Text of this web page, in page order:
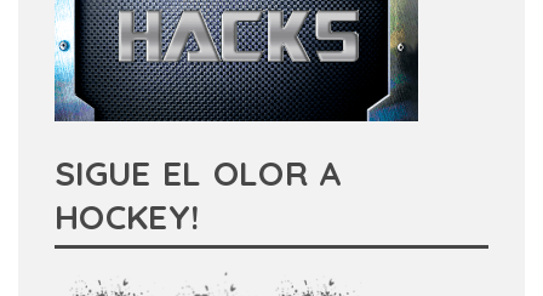
SIGUE EL OLOR A
HOCKEY!